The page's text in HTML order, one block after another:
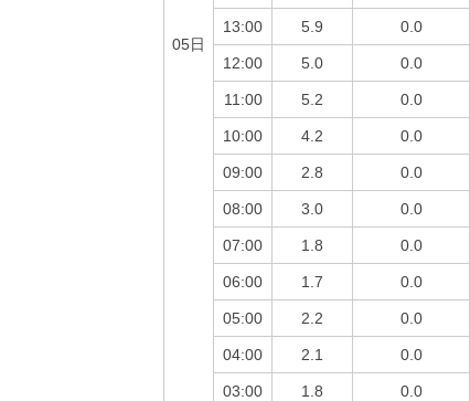
05日
13:00 5.9 0.0
12:00 5.0 0.0
11:00 5.2 0.0
10:00 4.2 0.0
09:00 2.8 0.0
08:00 3.0 0.0
07:00 1.8 0.0
06:00 1.7 0.0
05:00 2.2 0.0
04:00 2.1 0.0
03:00 1.8 0.0